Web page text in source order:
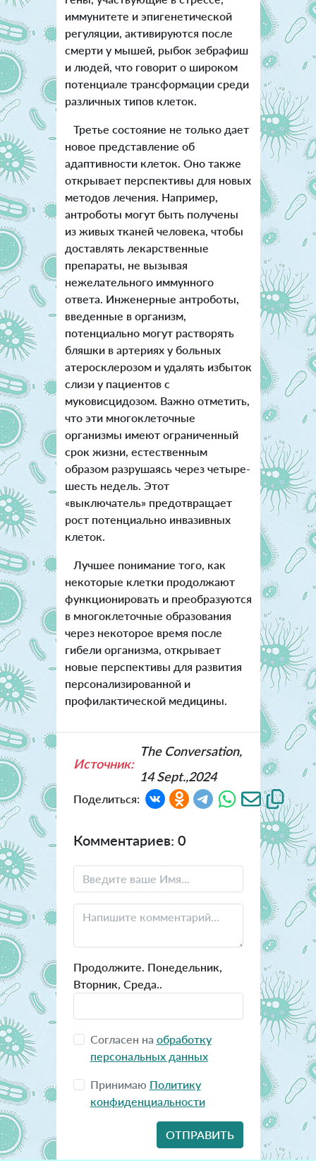
иммунитете и эпигенетической
регуляции, активируются после
смерти у мышей, рыбок зебрафиш
и людей, что говорит о широком
потенциале трансформации среди
различных типов клеток.
Третье состояние не только дает
новое представление об
адаптивности клеток. Оно также
открывает перспективы для новых
методов лечения. Например,
антроботы могут быть получены
из живых тканей человека, чтобы
доставлять лекарственные
препараты, не вызывая
нежелательного иммунного
ответа. Инженерные антроботы,
введенные в организм,
потенциально могут растворять
бляшки в артериях у больных
атеросклерозом и удалять избыток
слизи у пациентов с
муковисцидозом. Важно отметить,
что эти многоклеточные
организмы имеют ограниченный
срок жизни, естественным
образом разрушаясь через четыре-
шесть недель. Этот
«выключатель» предотвращает
рост потенциально инвазивных
клеток.
Лучшее понимание того, как
некоторые клетки продолжают
функционировать и преобразуются
в многоклеточные образования
через некоторое время после
гибели организма, открывает
новые перспективы для развития
персонализированной и
профилактической медицины.
Источник:
The Conversation,
14 Sept.,2024
Поделиться:
Комментариев: 0
Продолжите. Понедельник,
Вторник, Среда..
Согласен на обработку
персональных данных
Принимаю Политику
конфиденциальности